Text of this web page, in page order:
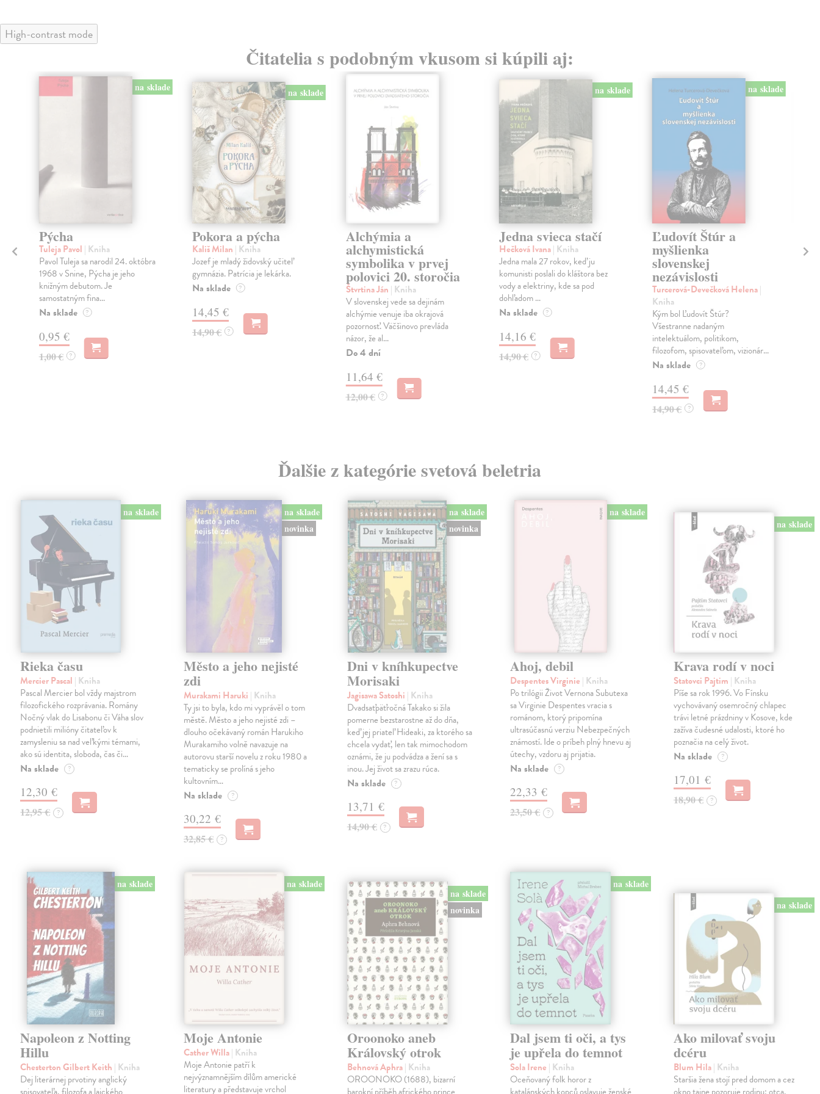
High-contrast mode
Čitatelia s podobným vkusom si kúpili aj:
na sklade
Pýcha
Tuleja Pavol | Kniha
Pavol Tuleja sa narodil 24. októbra
1968 v Snine, Pýcha je jeho
knižným debutom. Je
samostatným fina...
Na sklade ?
0,95 €
1,00 € ?
na sklade
Pokora a pýcha
Kališ Milan | Kniha
Jozef je mladý židovský učiteľ
gymnázia. Patrícia je lekárka.
Na sklade ?
14,45 €
14,90 € ?
Alchýmia a
alchymistická
symbolika v prvej
polovici 20. storočia
Štvrtina Ján | Kniha
V slovenskej vede sa dejinám
alchýmie venuje iba okrajová
pozornosť. Väčšinovo prevláda
názor, že al...
Do 4 dní
11,64 €
12,00 € ?
na sklade
Jedna svieca stačí
Hečková Ivana| Kniha
Jedna mala 27 rokov, keď ju
komunisti poslali do kláštora bez
vody a elektriny, kde sa pod
dohľadom ...
Na sklade ?
14,16 €
14,90 € ?
na sklade
Ľudovít Štúr a
myšlienka
slovenskej
nezávislosti
Turcerová-Devečková Helena|
Kniha
Kým bol Ľudovít Štúr?
Všestranne nadaným
intelektuálom, politikom,
filozofom, spisovateľom, vizionár...
Na sklade ?
14,45 €
14,90 € ?
Ďalšie z kategórie svetová beletria
na sklade
Rieka času
Mercier Pascal | Kniha
Pascal Mercier bol vždy majstrom
filozofického rozprávania. Romány
Nočný vlak do Lisabonu či Váha slov
podnietili milióny čitateľov k
zamysleniu sa nad veľkými témami,
ako sú identita, sloboda, čas či…
Na sklade ?
12,30 €
12,95 € ?
na sklade
novinka
Město a jeho nejisté
zdi
Murakami Haruki | Kniha
Ty jsi to byla, kdo mi vyprávěl o tom
městě. Město a jeho nejisté zdi –
dlouho očekávaný román Harukiho
Murakamiho volně navazuje na
autorovu starší novelu z roku 1980 a
tematicky se prolíná s jeho
kultovním…
Na sklade ?
30,22 €
32,85 € ?
na sklade
novinka
Dni v kníhkupectve
Morisaki
Jagisawa Satoshi | Kniha
Dvadsaťpäťročná Takako si žila
pomerne bezstarostne až do dňa,
keď jej priateľ Hideaki, za ktorého sa
chcela vydať, len tak mimochodom
oznámi, že ju podvádza a žení sa s
inou. Jej život sa zrazu rúca.
Na sklade ?
13,71 €
14,90 € ?
na sklade
Ahoj, debil
Despentes Virginie | Kniha
Po trilógii Život Vernona Subutexa
sa Virginie Despentes vracia s
románom, ktorý pripomína
ultrasúčasnú verziu Nebezpečných
známostí. Ide o príbeh plný hnevu aj
útechy, vzdoru aj prijatia.
Na sklade ?
22,33 €
23,50 € ?
na sklade
Krava rodí v noci
Statovci Pajtim | Kniha
Píše sa rok 1996. Vo Fínsku
vychovávaný osemročný chlapec
trávi letné prázdniny v Kosove, kde
zažíva čudesné udalosti, ktoré ho
poznačia na celý život.
Na sklade ?
17,01 €
18,90 € ?
na sklade
Napoleon z Notting
Hillu
Chesterton Gilbert Keith | Kniha
Dej literárnej prvotiny anglický
na sklade
Moje Antonie
Cather Willa| Kniha
Moje Antonie patří k
nejvýznamnějším dílům americké
literatury a představuje vrchol
na sklade
novinka
Oroonoko aneb
Královský otrok
Behnová Aphra| Kniha
OROONOKO (1688), bizarní
na sklade
Dal jsem ti oči, a tys
je upřela do temnot
Sola Irene | Kniha
Oceňovaný folk horor z
na sklade
Ako milovať svoju
dcéru
Blum Hila| Kniha
Staršia žena stojí pred domom a cez